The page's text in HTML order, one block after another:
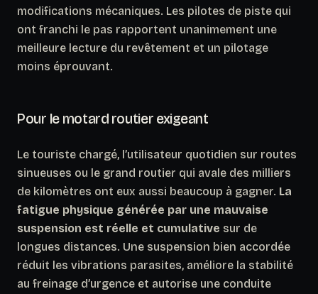
modifications mécaniques. Les pilotes de piste qui
ont franchi le pas rapportent unanimement une
meilleure lecture du revêtement et un pilotage
moins éprouvant.
Pour le motard routier exigeant
Le touriste chargé, l’utilisateur quotidien sur routes
sinueuses ou le grand routier qui avale des milliers
de kilomètres ont eux aussi beaucoup à gagner. La
fatigue physique générée par une mauvaise
suspension est réelle et cumulative sur de
longues distances. Une suspension bien accordée
réduit les vibrations parasites, améliore la stabilité
au freinage d’urgence et autorise une conduite